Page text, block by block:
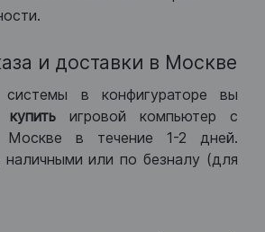
и доставки в Москве
в конфигураторе вы
купить игровой компьютер с
Москве в течение 1-2 дней.
наличными или по безналу (для